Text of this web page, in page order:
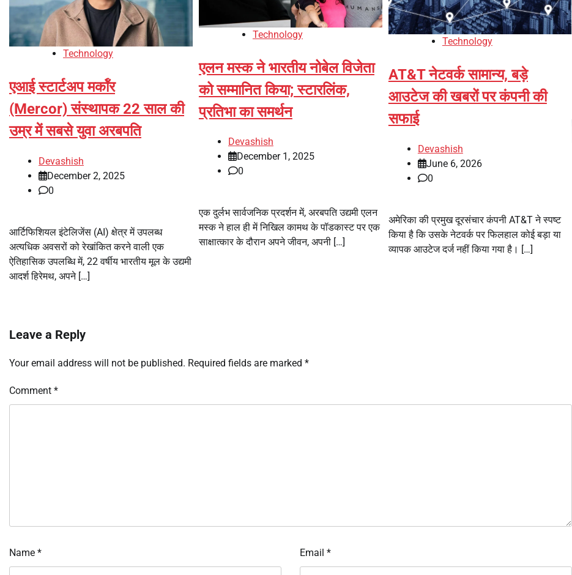
Technology
एआई स्टार्टअप मर्कॉर
(Mercor) संस्थापक 22 साल की
उम्र में सबसे युवा अरबपति
Devashish
December 2, 2025
0
आर्टिफिशियल इंटेलिजेंस (AI) क्षेत्र में उपलब्ध
अत्यधिक अवसरों को रेखांकित करने वाली एक
ऐतिहासिक उपलब्धि में, 22 वर्षीय भारतीय मूल के उद्यमी
आदर्श हिरेमथ, अपने […]
Technology
एलन मस्क ने भारतीय नोबेल विजेता
को सम्मानित किया; स्टारलिंक,
प्रतिभा का समर्थन
Devashish
December 1, 2025
0
एक दुर्लभ सार्वजनिक प्रदर्शन में, अरबपति उद्यमी एलन
मस्क ने हाल ही में निखिल कामथ के पॉडकास्ट पर एक
साक्षात्कार के दौरान अपने जीवन, अपनी […]
Technology
AT&T नेटवर्क सामान्य, बड़े
आउटेज की खबरों पर कंपनी की
सफाई
Devashish
June 6, 2026
0
अमेरिका की प्रमुख दूरसंचार कंपनी AT&T ने स्पष्ट
किया है कि उसके नेटवर्क पर फिलहाल कोई बड़ा या
व्यापक आउटेज दर्ज नहीं किया गया है। […]
Leave a Reply
Your email address will not be published. Required fields are marked *
Comment *
Name * Email *